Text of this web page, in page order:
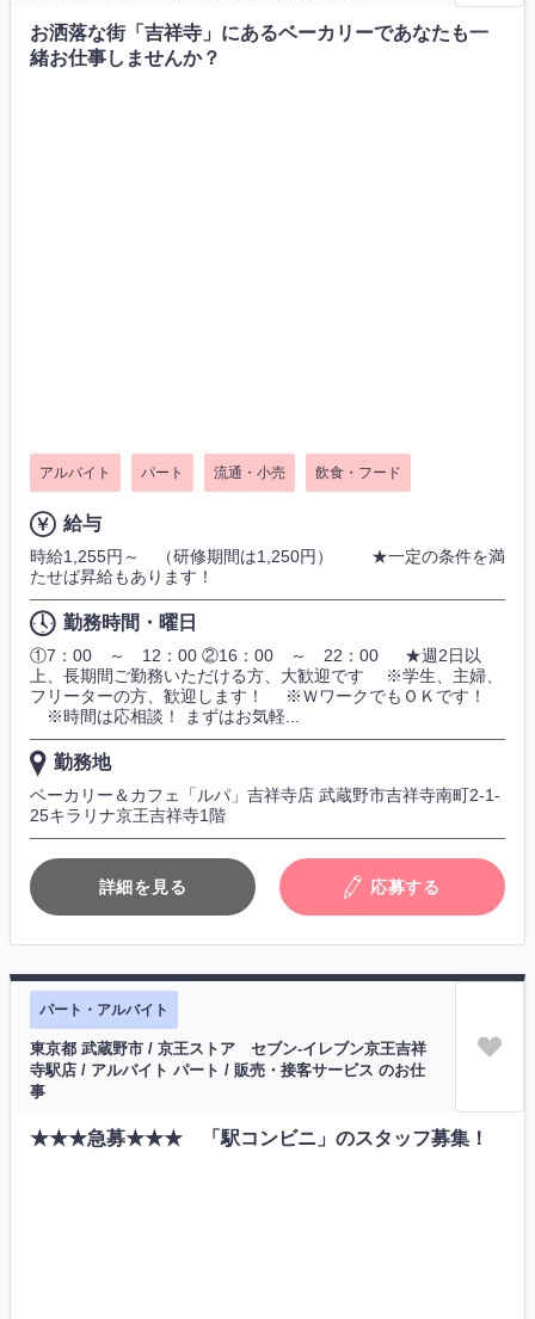
お洒落な街「吉祥寺」にあるベーカリーであなたも一
緒お仕事しませんか？
アルバイト パート 流通・小売 飲食・フード
給与
時給1,255円～ （研修期間は1,250円） ★一定の条件を満
たせば昇給もあります！
勤務時間・曜日
①7：00 ～ 12：00 ②16：00 ～ 22：00 ★週2日以
上、長期間ご勤務いただける方、大歓迎です ※学生、主婦、
フリーターの方、歓迎します！ ※ＷワークでもＯＫです！
※時間は応相談！ まずはお気軽...
勤務地
ベーカリー＆カフェ「ルパ」吉祥寺店 武蔵野市吉祥寺南町2-1-
25キラリナ京王吉祥寺1階
詳細を見る 応募する
パート・アルバイト
東京都 武蔵野市 / 京王ストア セブン-イレブン京王吉祥
寺駅店 / アルバイト パート / 販売・接客サービス のお仕
事
★★★急募★★★ 「駅コンビニ」のスタッフ募集！